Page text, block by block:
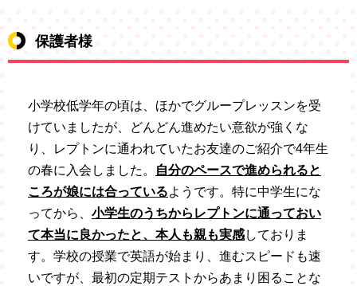
保護者様
小学校低学年の頃は、ほかでグループレッスンを受
けていましたが、どんどん進めたい意欲が強くな
り、レプトンに通われていたお友達のご紹介で4年生
の春に入会しました。
自分のペースで進められると
ころが娘には合っているようです。特に中学生にな
ってから、 小学生のうちからレプトンに通っておい
て本当に良かったと、本人も親も実感しておりま
す。学校の授業で英語が始まり、進むスピードも速
いですが、最初の定期テストからあまり困ることな